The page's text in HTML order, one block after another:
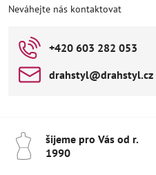
Neváhejte nás kontaktovat
+420 603 282 053
drahstyl​@drahstyl​.cz
šijeme pro Vás od r​.
1990